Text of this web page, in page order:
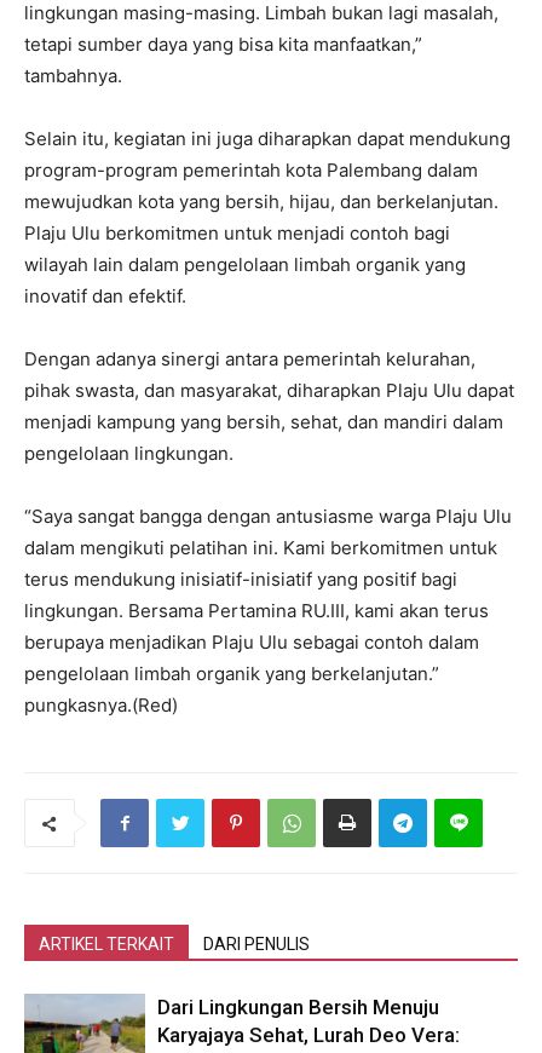
lingkungan masing-masing. Limbah bukan lagi masalah,
tetapi sumber daya yang bisa kita manfaatkan,”
tambahnya.
Selain itu, kegiatan ini juga diharapkan dapat mendukung
program-program pemerintah kota Palembang dalam
mewujudkan kota yang bersih, hijau, dan berkelanjutan.
Plaju Ulu berkomitmen untuk menjadi contoh bagi
wilayah lain dalam pengelolaan limbah organik yang
inovatif dan efektif.
Dengan adanya sinergi antara pemerintah kelurahan,
pihak swasta, dan masyarakat, diharapkan Plaju Ulu dapat
menjadi kampung yang bersih, sehat, dan mandiri dalam
pengelolaan lingkungan.
“Saya sangat bangga dengan antusiasme warga Plaju Ulu
dalam mengikuti pelatihan ini. Kami berkomitmen untuk
terus mendukung inisiatif-inisiatif yang positif bagi
lingkungan. Bersama Pertamina RU.III, kami akan terus
berupaya menjadikan Plaju Ulu sebagai contoh dalam
pengelolaan limbah organik yang berkelanjutan.”
pungkasnya.(Red)
ARTIKEL TERKAIT DARI PENULIS
Dari Lingkungan Bersih Menuju
Karyajaya Sehat, Lurah Deo Vera: